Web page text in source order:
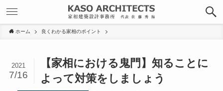
ホーム 良くわかる家相のポイント
【家相における鬼門】知ることに
よって対策をしましょう
2021
7/16